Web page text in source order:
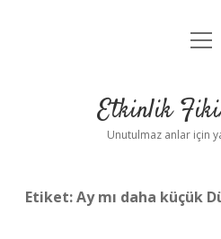
Yasal
Etkinlik
Unutulmaz anlar için
Etiket:Ay mı daha küçük